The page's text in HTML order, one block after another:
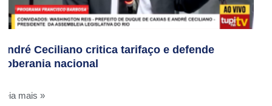
André Ceciliano critica tarifaço e defende
soberania nacional
Leia mais »